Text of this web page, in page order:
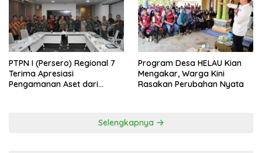
PTPN I (Persero) Regional 7
Terima Apresiasi
Pengamanan Aset dari
Program Desa HELAU Kian
Mengakar, Warga Kini
Rasakan Perubahan Nyata
Selengkapnya